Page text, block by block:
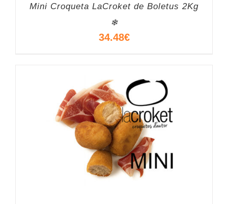
Mini Croqueta LaCroket de Boletus 2Kg
❄
34.48€